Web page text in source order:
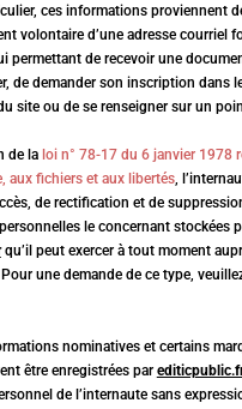
ces informations proviennent
volontaire d’une adresse courriel
permettant de recevoir une
de demander son inscription dans
site ou de se renseigner sur un
de la loi n° 78-17 du 6 janvier 1978
aux fichiers et aux libertés,
de rectification et de
le concernant stockées
qu’il peut exercer à tout moment
une demande de ce type,
nominatives et certains
être enregistrées par
de l’internaute sans